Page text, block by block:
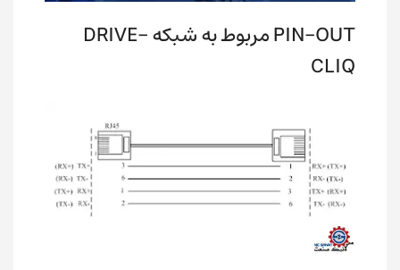
PIN-OUT مربوط به شبکه DRIVE-
CLIQ